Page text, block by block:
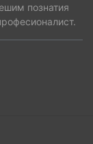
познатия